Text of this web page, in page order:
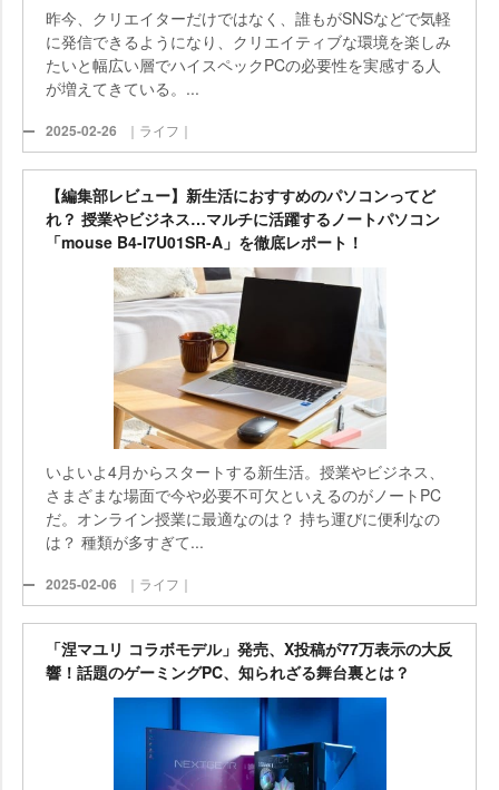
昨今、クリエイターだけではなく、誰もがSNSなどで気軽
に発信できるようになり、クリエイティブな環境を楽しみ
たいと幅広い層でハイスペックPCの必要性を実感する人
が増えてきている。...
2025-02-26 ｜ライフ｜
【編集部レビュー】新生活におすすめのパソコンってど
れ？ 授業やビジネス…マルチに活躍するノートパソコン
「mouse B4-I7U01SR-A」を徹底レポート！
いよいよ4月からスタートする新生活。授業やビジネス、
さまざまな場面で今や必要不可欠といえるのがノートPC
だ。オンライン授業に最適なのは？ 持ち運びに便利なの
は？ 種類が多すぎて...
2025-02-06 ｜ライフ｜
「涅マユリ コラボモデル」発売、X投稿が77万表示の大反
響！話題のゲーミングPC、知られざる舞台裏とは？